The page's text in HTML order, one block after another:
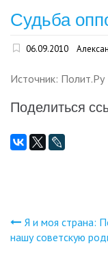
Судьба
06.09.2010
Источник: Полит.Ру
Поделиться
Я и моя страна:
нашу советскую